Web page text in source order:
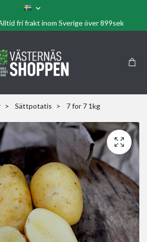
fri frakt inom Sverige över 899sek
Sättpotatis 7 for 7 1kg